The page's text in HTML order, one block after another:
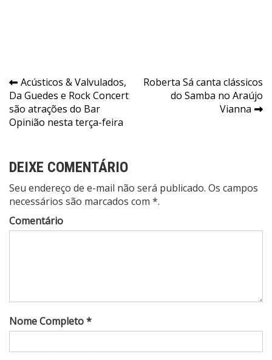
Navegação
de
Post
Acústicos & Valvulados,
Da Guedes e Rock Concert
são atrações do Bar
Opinião nesta terça-feira
Roberta Sá canta clássicos
do Samba no Araújo
Vianna
DEIXE COMENTÁRIO
Seu endereço de e-mail não será publicado. Os campos
necessários são marcados com *.
Comentário
Nome Completo *